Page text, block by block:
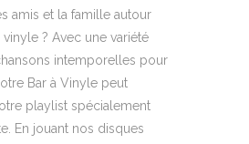
amis et la famille autour
vinyle ? Avec une variété
intemporelles pour
Bar à Vinyle peut
playlist spécialement
En jouant nos disques